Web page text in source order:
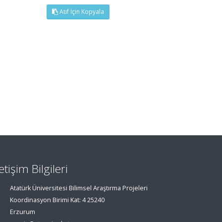
Atıf İçin Kopyala
Bilgileri
Atatürk Üniversitesi Bilimsel Araştırma Projeleri
Koordinasyon Birimi Kat: 4 25240
Erzurum